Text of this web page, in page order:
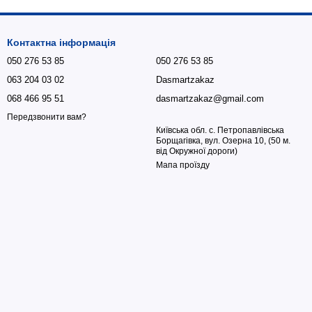
Контактна інформація
050 276 53 85
063 204 03 02
068 466 95 51
Передзвонити вам?
050 276 53 85
Dasmartzakaz
dasmartzakaz@gmail.com
Київська обл. с. Петропавлівська
Борщагівка, вул. Озерна 10, (50 м.
від Окружної дороги)
Мапа проїзду